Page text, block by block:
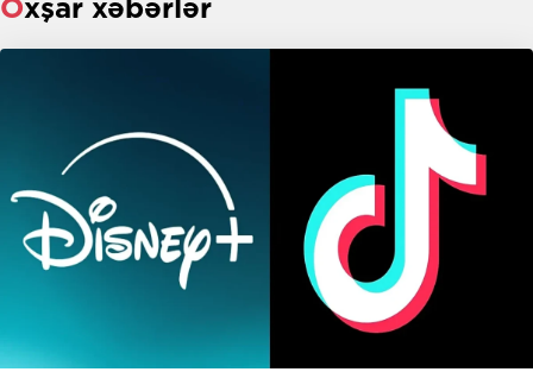
Oxşar xəbərlər